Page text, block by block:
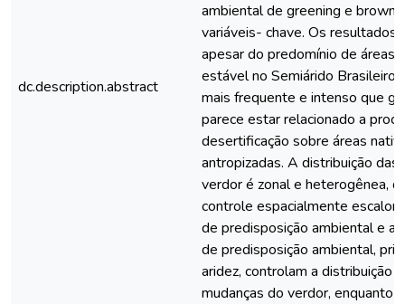
dc.description.abstract
ambiental de greening e
variáveis- chave. Os resultados
apesar do predomínio de áreas
estável no Semiárido Brasileiro,
mais frequente e intenso que
parece estar relacionado a
desertificação sobre áreas
antropizadas. A distribuição das
verdor é zonal e heterogênea,
controle espacialmente
de predisposição ambiental e
de predisposição ambiental,
aridez, controlam a distribuição
mudanças do verdor, enquanto